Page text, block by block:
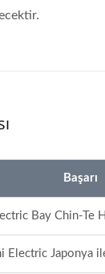
Başarı
Bay Chin-Te
Electric Japonya